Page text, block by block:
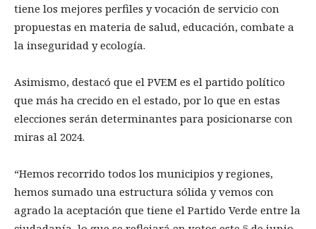
tiene los mejores perfiles y vocación de servicio con
propuestas en materia de salud, educación, combate a
la inseguridad y ecología.
Asimismo, destacó que el PVEM es el partido político
que más ha crecido en el estado, por lo que en estas
elecciones serán determinantes para posicionarse con
miras al 2024.
“Hemos recorrido todos los municipios y regiones,
hemos sumado una estructura sólida y vemos con
agrado la aceptación que tiene el Partido Verde entre la